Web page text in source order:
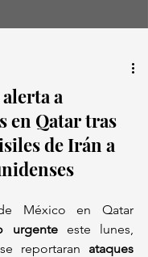
a
en Qatar tras
de Irán a
México en Qatar
urgente este lunes,
reportaran ataques